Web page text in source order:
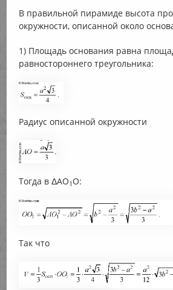
В правильной пирамиде высота
окружности, описанной около
1) Площадь основания равна
равностороннего треугольника:
Радиус описанной окружности
Тогда в ΔАО1 О:
Так что